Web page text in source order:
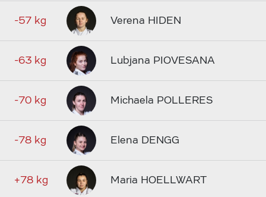
-57 kg Verena HIDEN
-63 kg Lubjana PIOVESANA
-70 kg Michaela POLLERES
-78 kg Elena DENGG
+78 kg Maria HOELLWART